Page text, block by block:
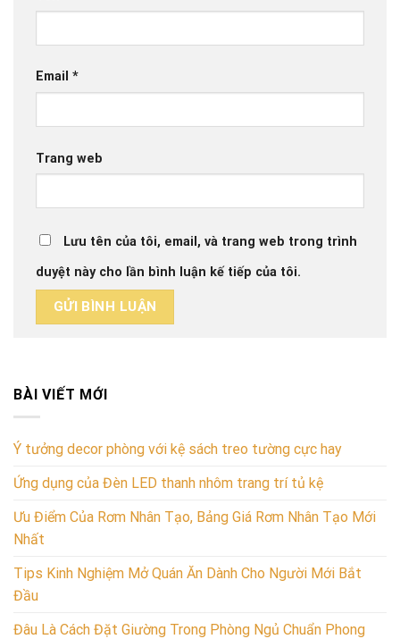
Email *
Trang web
Lưu tên của tôi, email, và trang web trong trình
duyệt này cho lần bình luận kế tiếp của tôi.
BÀI VIẾT MỚI
Ý tưởng decor phòng với kệ sách treo tường cực hay
Ứng dụng của Đèn LED thanh nhôm trang trí tủ kệ
Ưu Điểm Của Rơm Nhân Tạo, Bảng Giá Rơm Nhân Tạo Mới
Nhất
Tips Kinh Nghiệm Mở Quán Ăn Dành Cho Người Mới Bắt
Đầu
Đâu Là Cách Đặt Giường Trong Phòng Ngủ Chuẩn Phong